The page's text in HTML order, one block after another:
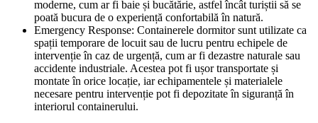
moderne, cum ar fi baie și bucătărie, astfel încât turiștii să se
poată bucura de o experiență confortabilă în natură.
Emergency Response: Containerele dormitor sunt utilizate ca
spații temporare de locuit sau de lucru pentru echipele de
intervenție în caz de urgență, cum ar fi dezastre naturale sau
accidente industriale. Acestea pot fi ușor transportate și
montate în orice locație, iar echipamentele și materialele
necesare pentru intervenție pot fi depozitate în siguranță în
interiorul containerului.